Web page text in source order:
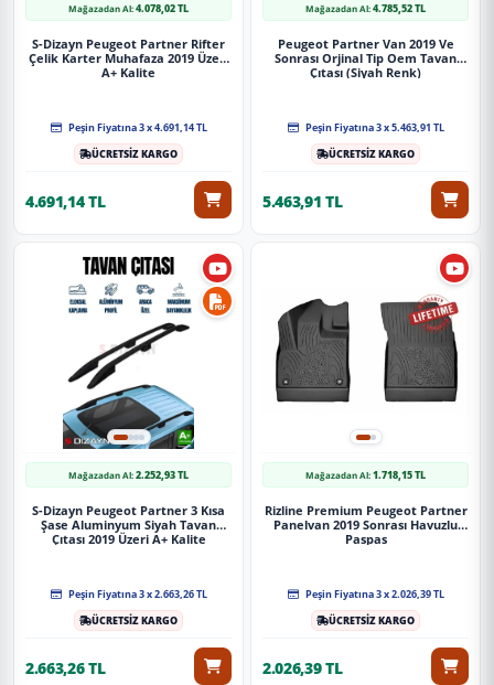
Mağazadan Al:4.078,02 TL
S-Dizayn Peugeot Partner Rifter
Çelik Karter Muhafaza 2019 Üzeri
A+ Kalite
Peşin Fiyatına 3 x 4.691,14 TL
ÜCRETSİZ KARGO
4.691,14 TL
Mağazadan Al:4.785,52 TL
Peugeot Partner Van 2019 Ve
Sonrası Orjinal Tip Oem Tavan
Çıtası (Siyah Renk)
Peşin Fiyatına 3 x 5.463,91 TL
ÜCRETSİZ KARGO
5.463,91 TL
Mağazadan Al:2.252,93 TL
S-Dizayn Peugeot Partner 3 Kısa
Şase Aluminyum Siyah Tavan
Çıtası 2019 Üzeri A+ Kalite
Peşin Fiyatına 3 x 2.663,26 TL
ÜCRETSİZ KARGO
2.663,26 TL
Mağazadan Al:1.718,15 TL
Rizline Premium Peugeot Partner
Panelvan 2019 Sonrası Havuzlu
Paspas
Peşin Fiyatına 3 x 2.026,39 TL
ÜCRETSİZ KARGO
2.026,39 TL